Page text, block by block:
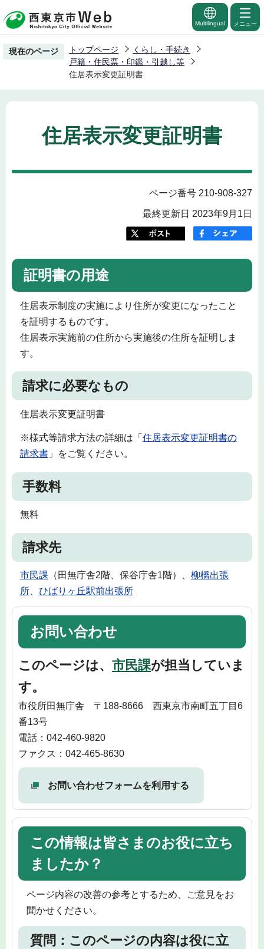
の
ー
の
先
Multilingual メニュー
現在のページ トップページ
くらし・手続き
戸籍・住民票・印鑑・引越し等
住居表示変更証明書
住居表示変更証明書
ページ番号 210-908-327
最終更新日 2023年9月1日
証明書の用途
住居表示制度の実施により住所が変更になったこと
を証明するものです。
住居表示実施前の住所から実施後の住所を証明しま
す。
請求に必要なもの
住居表示変更証明書
※様式等請求方法の詳細は「 住居表示変更証明書の
請求書」をご覧ください。
手数料
無料
請求先
市民課 （田無庁舎2階、保谷庁舎1階）、 柳橋出張
所、 ひばりヶ丘駅前出張所
お問い合わせ
このページは、 市民課が担当していま
す。
市役所田無庁舎 〒188-8666 西東京市南町五丁目6
番13号
電話：042-460-9820
ファクス：042-465-8630
お問い合わせフォームを利用する
この情報は皆さまのお役に立ち
ましたか？
ページ内容の改善の参考とするため、ご意見をお
聞かせください。
質問：このページの内容は役に立